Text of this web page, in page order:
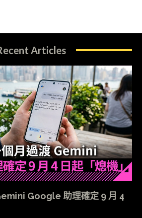
Articles
Google 助理確定 9 月 4